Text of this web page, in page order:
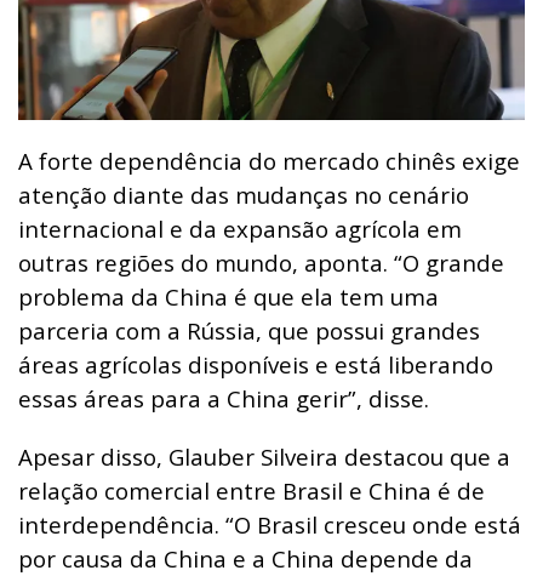
A forte dependência do mercado chinês exige
atenção diante das mudanças no cenário
internacional e da expansão agrícola em
outras regiões do mundo, aponta. “O grande
problema da China é que ela tem uma
parceria com a Rússia, que possui grandes
áreas agrícolas disponíveis e está liberando
essas áreas para a China gerir”, disse.
Apesar disso, Glauber Silveira destacou que a
relação comercial entre Brasil e China é de
interdependência. “O Brasil cresceu onde está
por causa da China e a China depende da